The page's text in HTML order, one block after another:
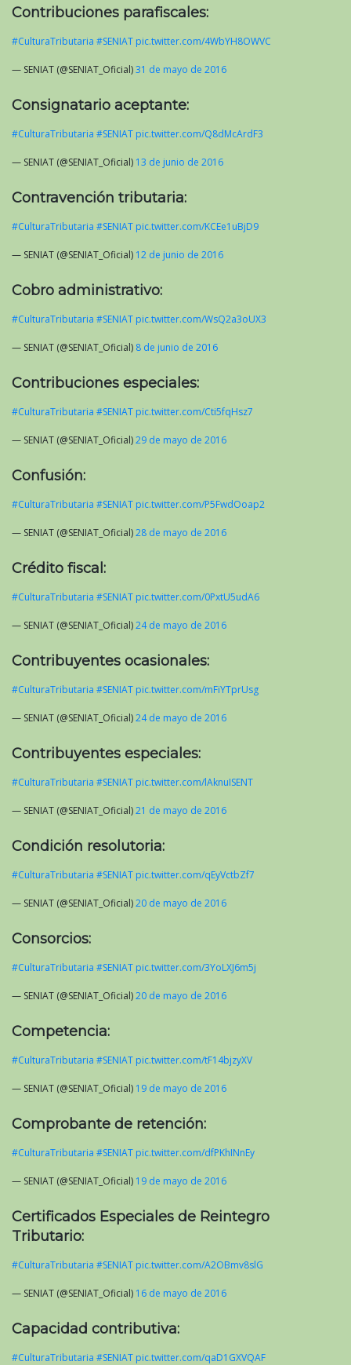
Contribuciones parafiscales:
#CulturaTributaria #SENIAT pic.twitter.com/4WbYH8OWVC
— SENIAT (@SENIAT_Oficial)31 de mayo de 2016
Consignatario aceptante:
#CulturaTributaria #SENIAT pic.twitter.com/Q8dMcArdF3
— SENIAT (@SENIAT_Oficial) 13 de junio de 2016
Contravención tributaria:
#CulturaTributaria #SENIAT pic.twitter.com/KCEe1uBjD9
— SENIAT (@SENIAT_Oficial) 12 de junio de 2016
Cobro administrativo:
#CulturaTributaria #SENIAT pic.twitter.com/WsQ2a3oUX3
— SENIAT (@SENIAT_Oficial) 8 de junio de 2016
Contribuciones especiales:
#CulturaTributaria #SENIAT pic.twitter.com/Cti5fqHsz7
— SENIAT (@SENIAT_Oficial)29 de mayo de 2016
Confusión:
#CulturaTributaria #SENIAT pic.twitter.com/P5FwdOoap2
— SENIAT (@SENIAT_Oficial)28 de mayo de 2016
Crédito fiscal:
#CulturaTributaria #SENIAT pic.twitter.com/0PxtU5udA6
— SENIAT (@SENIAT_Oficial)24 de mayo de 2016
Contribuyentes ocasionales:
#CulturaTributaria #SENIAT pic.twitter.com/mFiYTprUsg
— SENIAT (@SENIAT_Oficial)24 de mayo de 2016
Contribuyentes especiales:
#CulturaTributaria #SENIAT pic.twitter.com/lAknuISENT
— SENIAT (@SENIAT_Oficial)21 de mayo de 2016
Condición resolutoria:
#CulturaTributaria #SENIAT pic.twitter.com/qEyVctbZf7
— SENIAT (@SENIAT_Oficial)20 de mayo de 2016
Consorcios:
#CulturaTributaria #SENIAT pic.twitter.com/3YoLXJ6m5j
— SENIAT (@SENIAT_Oficial)20 de mayo de 2016
Competencia:
#CulturaTributaria #SENIAT pic.twitter.com/tF14bjzyXV
— SENIAT (@SENIAT_Oficial) 19 de mayo de 2016
Comprobante de retención:
#CulturaTributaria #SENIAT pic.twitter.com/dfPKhINnEy
— SENIAT (@SENIAT_Oficial) 19 de mayo de 2016
Certificados Especiales de Reintegro
Tributario:
#CulturaTributaria #SENIAT pic.twitter.com/A2OBmv8slG
— SENIAT (@SENIAT_Oficial) 16 de mayo de 2016
Capacidad contributiva:
#CulturaTributaria #SENIAT pic.twitter.com/qaD1GXVQAF